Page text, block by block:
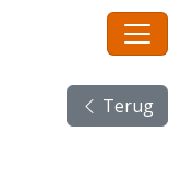
Terug